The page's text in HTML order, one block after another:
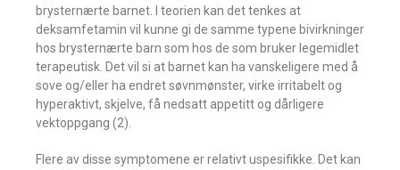
brysternærte barnet. I teorien kan det tenkes at
deksamfetamin vil kunne gi de samme typene bivirkninger
hos brysternærte barn som hos de som bruker legemidlet
terapeutisk. Det vil si at barnet kan ha vanskeligere med å
sove og/eller ha endret søvnmønster, virke irritabelt og
hyperaktivt, skjelve, få nedsatt appetitt og dårligere
vektoppgang (2).
Flere av disse symptomene er relativt uspesifikke. Det kan